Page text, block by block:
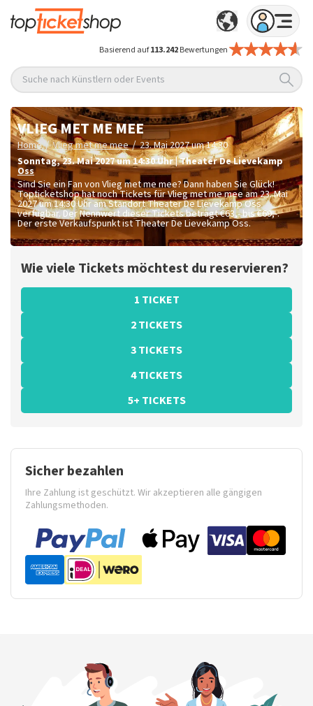
Basierend auf113.242Bewertungen
Suche nach Künstlern oder Events
VLIEG MET ME MEE
Home / Vlieg met me mee / 23. Mai 2027 um 14:30
Sonntag,23. Mai 2027 um 14:30Uhr|Theater De Lievekamp
Oss
Sind Sie ein Fan von Vlieg met me mee? Dann haben Sie Glück!
Topticketshop hat noch Tickets für Vlieg met me mee am 23. Mai
2027 um 14:30 Uhr am Standort Theater De Lievekamp Oss
verfügbar. Der Nennwert dieser Tickets beträgt€63,- bis €69,-.
Der erste Verkaufspunkt ist Theater De Lievekamp Oss.
Wie viele Tickets möchtest du reservieren?
1 TICKET
2 TICKETS
3 TICKETS
4 TICKETS
5+ TICKETS
Sicher bezahlen
Ihre Zahlung ist geschützt. Wir akzeptieren alle gängigen
Zahlungsmethoden.